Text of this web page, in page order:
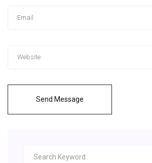
Send Message